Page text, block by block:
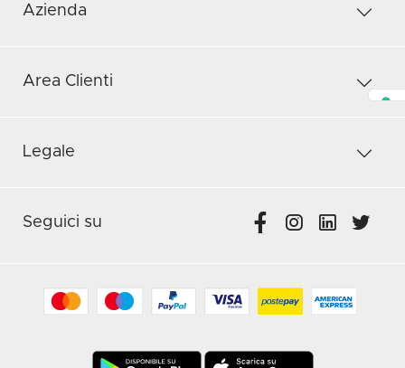
Azienda
Area Clienti
Legale
Seguici su